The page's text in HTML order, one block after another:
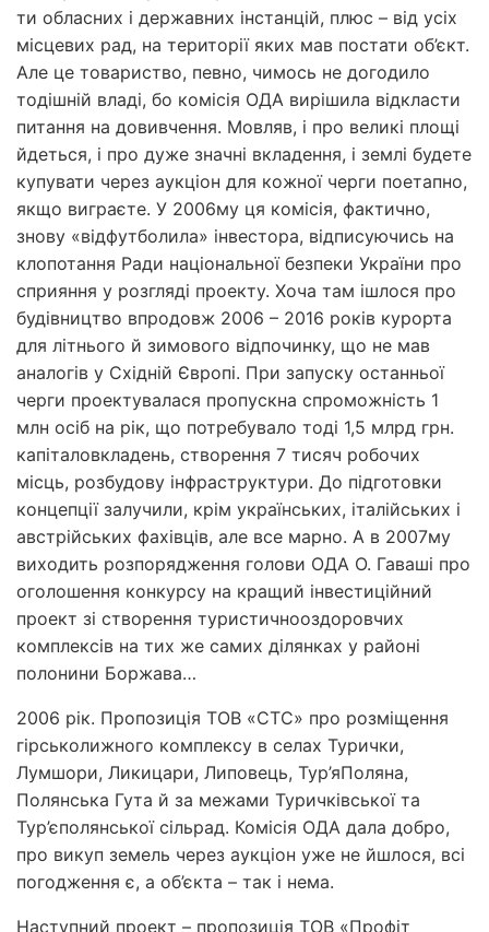
ти обласних і державних інстанцій, плюс – від усіх
місцевих рад, на території яких мав постати об’єкт.
Але це товариство, певно, чимось не догодило
тодішній владі, бо комісія ОДА вирішила відкласти
питання на довивчення. Мовляв, і про великі площі
йдеться, і про дуже значні вкладення, і землі будете
купувати через аукціон для кожної черги поетапно,
якщо виграєте. У 2006­му ця комісія, фактично,
знову «відфутболила» інвестора, відписуючись на
клопотання Ради національної безпеки України про
сприяння у розгляді проекту. Хоча там ішлося про
будівництво впродовж 2006 – 2016 років курорта
для літнього й зимового відпочинку, що не мав
аналогів у Східній Європі. При запуску останньої
черги проектувалася пропускна спроможність 1
млн осіб на рік, що потребувало тоді 1,5 млрд грн.
капіталовкладень, створення 7 тисяч робочих
місць, розбудову інфраструктури. До підготовки
концепції залучили, крім українських, італійських і
австрійських фахівців, але все марно. А в 2007­му
виходить розпорядження голови ОДА О. Гаваші про
оголошення конкурсу на кращий інвестиційний
проект зі створення туристично­оздоровчих
комплексів на тих же самих ділянках у районі
полонини Боржава…
2006 рік. Пропозиція ТОВ «СТС» про розміщення
гірськолижного комплексу в селах Турички,
Лумшори, Ликицари, Липовець, Тур’я­Поляна,
Полянська Гута й за межами Туричківської та
Тур’єполянської сільрад. Комісія ОДА дала добро,
про викуп земель через аукціон уже не йшлося, всі
погодження є, а об’єкта – так і нема.
Наступний проект – пропозиція ТОВ «Профіт